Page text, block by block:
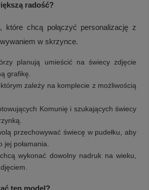
Zobacz więcej
radość?
które chcą połączyć personalizację z
w skrzynce.
planują umieścić na świecy zdjęcie
grafikę.
zależy na komplecie z możliwością
Komunię i szukających świecy
przechowywać świecę w pudełku, aby
jej połamania.
wykonać dowolny nadruk na wieku,